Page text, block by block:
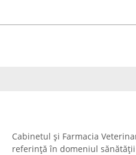
Cabinetul și Farmacia
referință în domeniul